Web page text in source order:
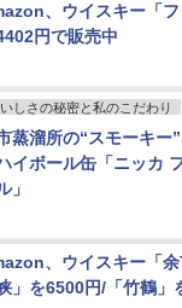
、ウイスキー「フ
円で販売中
しさの秘密と私のこだわり
蒸溜所の“スモーキー
イボール缶「ニッカ
」
、ウイスキー「
」を6500円/「竹鶴」